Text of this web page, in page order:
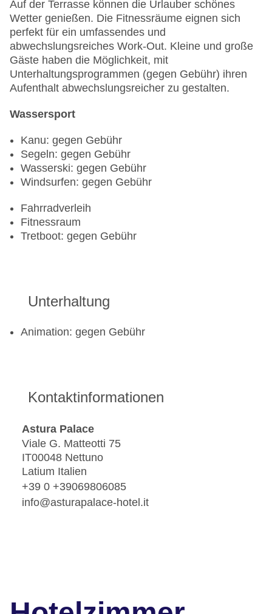
Auf der Terrasse können die Urlauber schönes
Wetter genießen. Die Fitnessräume eignen sich
perfekt für ein umfassendes und
abwechslungsreiches Work-Out. Kleine und große
Gäste haben die Möglichkeit, mit
Unterhaltungsprogrammen (gegen Gebühr) ihren
Aufenthalt abwechslungsreicher zu gestalten.
Wassersport
Kanu: gegen Gebühr
Segeln: gegen Gebühr
Wasserski: gegen Gebühr
Windsurfen: gegen Gebühr
Fahrradverleih
Fitnessraum
Tretboot: gegen Gebühr
Unterhaltung
Animation: gegen Gebühr
Kontaktinformationen
Astura Palace
Viale G. Matteotti 75
IT00048 Nettuno
Latium Italien
+39 0 +39069806085
info@asturapalace-hotel.it